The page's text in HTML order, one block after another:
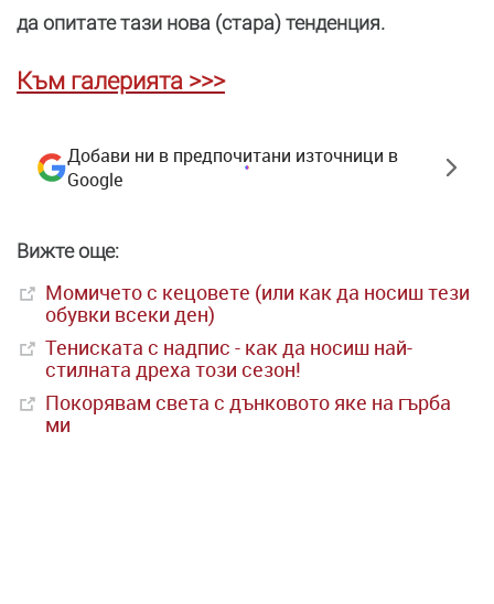
да опитате тази нова (стара) тенденция.
Към галерията >>>
Добави ни в предпочитани източници в
Google
Вижте още:
Момичето с кецовете (или как да носиш тези
обувки всеки ден)
Тениската с надпис - как да носиш най-
стилната дреха този сезон!
Покорявам света с дънковото яке на гърба
ми